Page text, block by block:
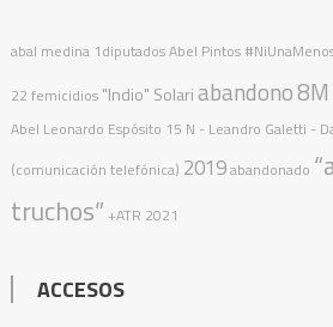
abal medina 1diputadosAbel Pintos
22 femicidios "Indio" Solariabandono8M
Abel Leonardo Espósito 15 N - Leandro Galetti -
(comunicación telefónica) 2019abandonado
truchos” +ATR 2021
ACCESOS